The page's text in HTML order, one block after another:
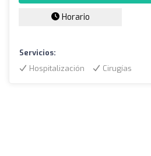
Horario
Servicios:
Hospitalización
Cirugías